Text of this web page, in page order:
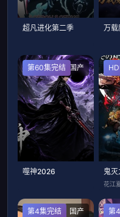
超凡进化第二季
国产
第60集完结
噬神2026
国产
第4集完结 第